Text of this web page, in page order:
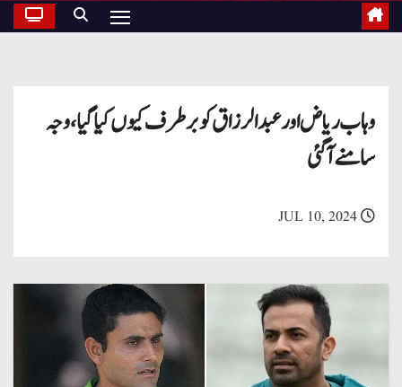
وہاب ریاض اور عبدالرزاق کو برطرف کیوں کیا گیا، وجہ
سامنے آگئی
JUL 10, 2024